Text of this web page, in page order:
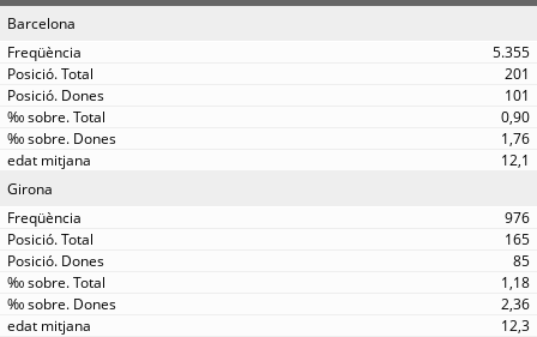
Barcelona
5.355
201
101
0,90
1,76
12,1
Girona
976
165
85
1,18
2,36
12,3